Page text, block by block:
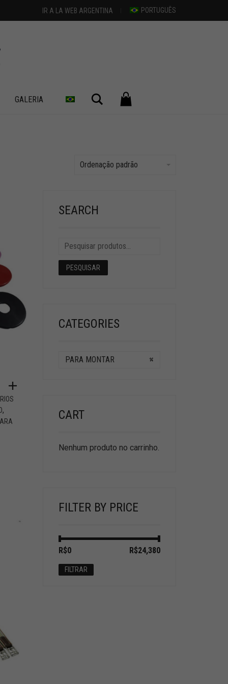
IR A LA WEB ARGENTINA PORTUGUÊS
GALERIA Pesquisar
Ordenação padrão
,
SEARCH
PESQUISAR
CATEGORIES
×
PARA MONTAR
CART
Nenhum produto no carrinho.
FILTER BY PRICE
Preço
Preço
FILTRAR
Preço:
R$0 R$24,380